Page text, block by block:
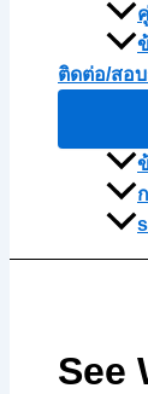
ติดต่อ/สอ
See